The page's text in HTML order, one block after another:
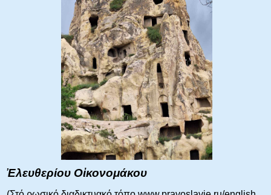
Ἐλευθερίου Οἰκονομάκου